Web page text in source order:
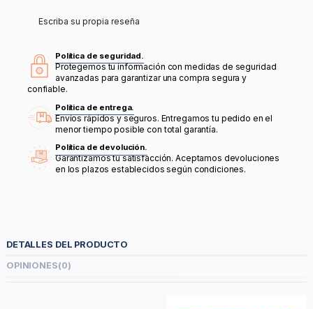
Escriba su propia reseña
Política de seguridad.
Protegemos tu información con medidas de seguridad
avanzadas para garantizar una compra segura y
confiable.
Política de entrega.
Envíos rápidos y seguros. Entregamos tu pedido en el
menor tiempo posible con total garantía.
Política de devolución.
Garantizamos tu satisfacción. Aceptamos devoluciones
en los plazos establecidos según condiciones.
DETALLES DEL PRODUCTO
OPINIONES(0)